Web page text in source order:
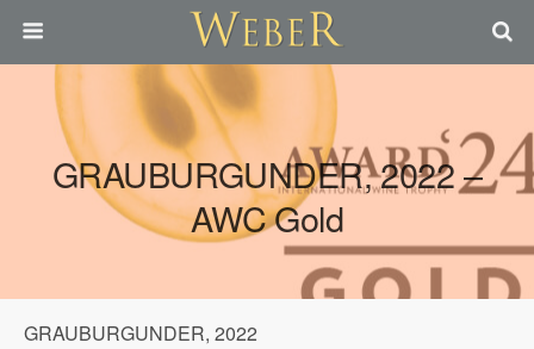
GRAUBURGUNDER, 2022 –
AWC Gold
GRAUBURGUNDER, 2022